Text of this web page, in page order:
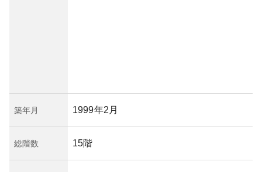
築年月 1999年2月
総階数 15階